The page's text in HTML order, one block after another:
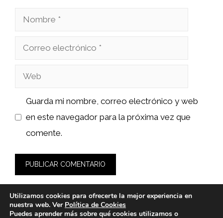
Nombre
Correo
Web
Guarda mi nombre, correo electrónico y web
en este navegador para la próxima vez que
comente.
Utilizamos cookies para ofrecerte la mejor experiencia en
nuestra web. Ver Política de Cookies
Puedes aprender más sobre qué cookies utilizamos o